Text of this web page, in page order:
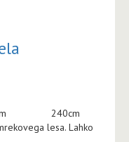
200cm 240cm
lesa. Lahko